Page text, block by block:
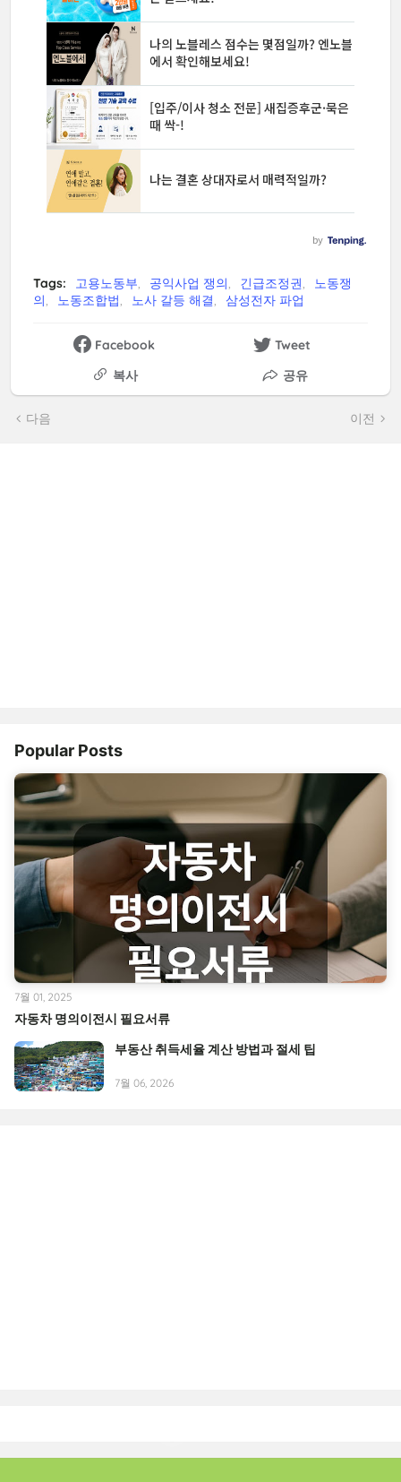
Tags: 고용노동부 공익사업 쟁의 긴급조정권
노동쟁
의
노동조합법 노사 갈등 해결 삼성전자 파업
Facebook
Tweet
복사
공유
다음 이전
Popular Posts
자동차 명의이전시 필요서류
7월 01, 2025
부동산 취득세율 계산 방법과 절세 팁
7월 06, 2026